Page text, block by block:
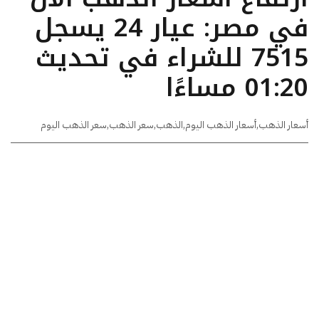
في مصر: عيار 24 يسجل
7515 للشراء في تحديث
01:20 مساءًا
أسعار الذهب,أسعار الذهب اليوم,الذهب,سعر الذهب,سعر الذهب اليوم